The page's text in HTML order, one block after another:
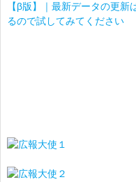
【β版】｜最新データの更
るので試してみてください